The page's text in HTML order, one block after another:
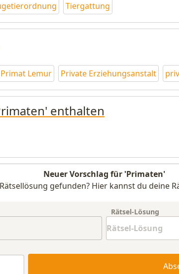
Tiergattung
Primat Lemur Private Erziehungsanstalt
enthalten
Neuer Vorschlag für 'Primaten'
gefunden? Hier kannst du deine
Rätsel-Lösung